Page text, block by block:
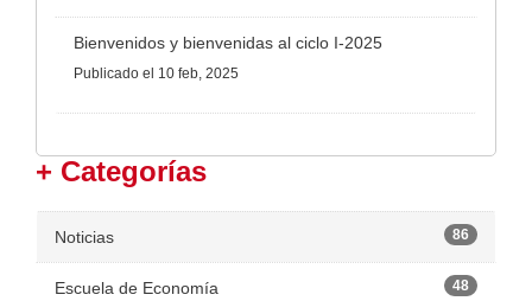
Bienvenidos y bienvenidas al ciclo I-2025
Publicado el 10 feb, 2025
+ Categorías
Noticias 86
Escuela de Economía 48